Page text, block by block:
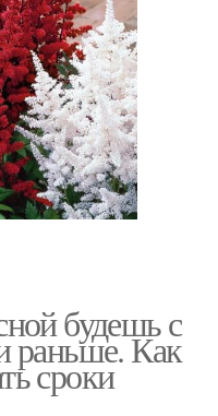
будешь с
раньше. Как
сроки